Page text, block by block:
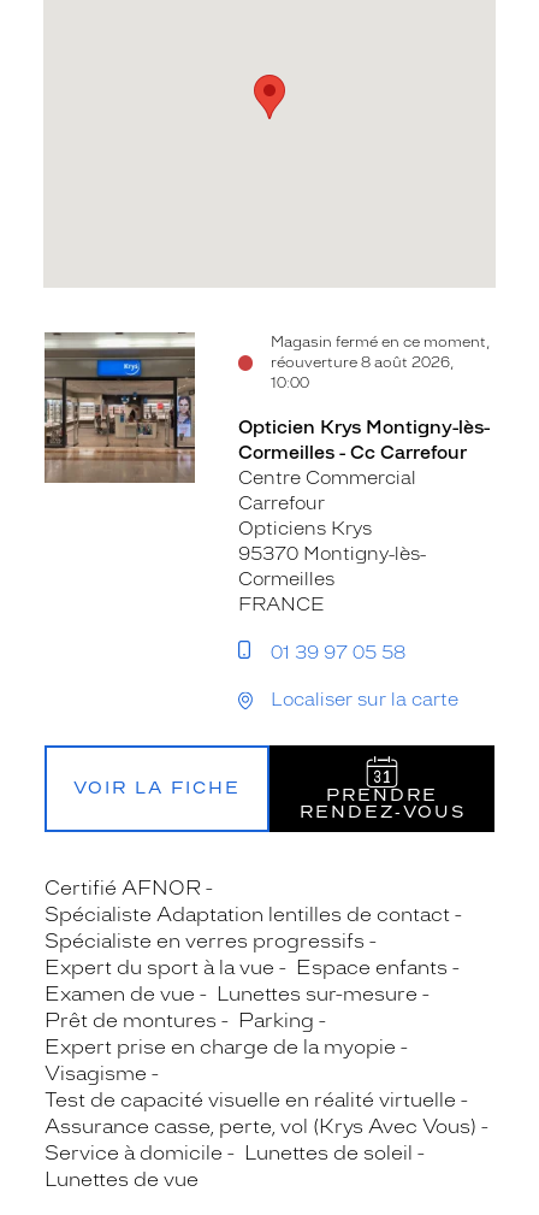
Magasin fermé en ce moment,
réouverture 8 août 2026,
10:00
Voir
la
fiche
Opticien Krys Montigny-lès-
Cormeilles - Cc Carrefour
Centre Commercial
Carrefour
Opticiens Krys
95370 Montigny-lès-
Cormeilles
FRANCE
01 39 97 05 58
Localiser sur la carte
VOIR LA FICHE
PRENDRE
RENDEZ‑VOUS
Certifié AFNOR
Spécialiste Adaptation lentilles de contact
Spécialiste en verres progressifs
Expert du sport à la vue
Espace enfants
Examen de vue
Lunettes sur-mesure
Prêt de montures
Parking
Expert prise en charge de la myopie
Visagisme
Test de capacité visuelle en réalité virtuelle
Assurance casse, perte, vol (Krys Avec Vous)
Service à domicile
Lunettes de soleil
Lunettes de vue